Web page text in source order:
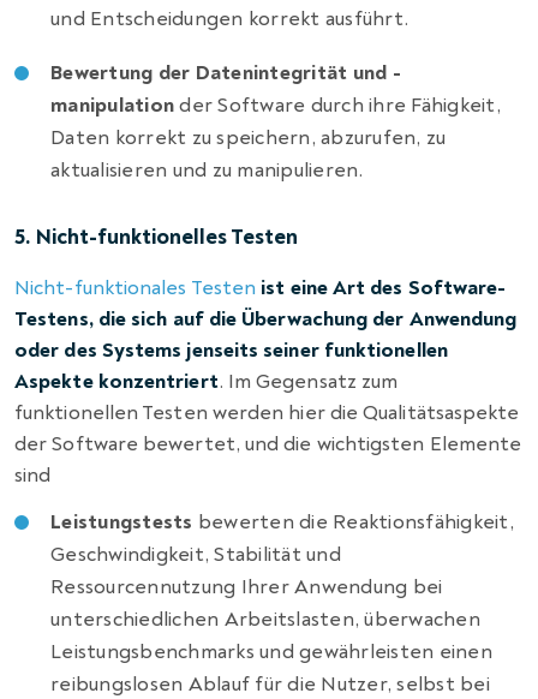
und Entscheidungen korrekt ausführt.
Bewertung der Datenintegrität und -
manipulationder Software durch ihre Fähigkeit,
Daten korrekt zu speichern, abzurufen, zu
aktualisieren und zu manipulieren.
5. Nicht-funktionelles Testen
Nicht-funktionales Testen ist eine Art des Software-
Testens, die sich auf die Überwachung der Anwendung
oder des Systems jenseits seiner funktionellen
Aspekte konzentriert. Im Gegensatz zum
funktionellen Testen werden hier die Qualitätsaspekte
der Software bewertet, und die wichtigsten Elemente
sind
Leistungstests bewerten die Reaktionsfähigkeit,
Geschwindigkeit, Stabilität und
Ressourcennutzung Ihrer Anwendung bei
unterschiedlichen Arbeitslasten, überwachen
Leistungsbenchmarks und gewährleisten einen
reibungslosen Ablauf für die Nutzer, selbst bei